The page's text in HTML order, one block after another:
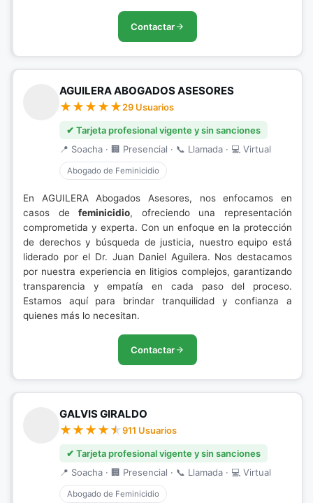
Contactar
AGUILERA ABOGADOS ASESORES
29 Usuarios
✔ Tarjeta profesional vigente y sin sanciones
📍 Soacha · 🏢 Presencial · 📞 Llamada · 💻 Virtual
Abogado de Feminicidio
En AGUILERA Abogados Asesores, nos enfocamos en
casos defeminicidio, ofreciendo una representación
comprometida y experta. Con un enfoque en la protección
de derechos y búsqueda de justicia, nuestro equipo está
liderado por el Dr. Juan Daniel Aguilera. Nos destacamos
por nuestra experiencia en litigios complejos, garantizando
transparencia y empatía en cada paso del proceso.
Estamos aquí para brindar tranquilidad y confianza a
quienes más lo necesitan.
Contactar
GALVIS GIRALDO
911 Usuarios
✔ Tarjeta profesional vigente y sin sanciones
📍 Soacha · 🏢 Presencial · 📞 Llamada · 💻 Virtual
Abogado de Feminicidio